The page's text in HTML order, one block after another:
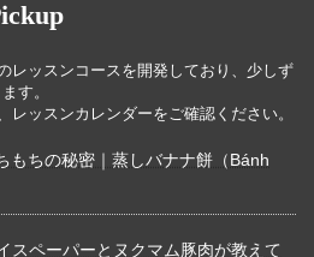
レッスンコースを開発しており、少しず
す。
レッスンカレンダーをご確認ください。
もちの秘密｜蒸しバナナ餅（Bánh
スペーパーとヌクマム豚肉が教えて